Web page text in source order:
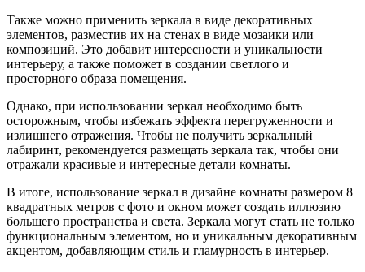
Также можно применить зеркала в виде декоративных
элементов, разместив их на стенах в виде мозаики или
композиций. Это добавит интересности и уникальности
интерьеру, а также поможет в создании светлого и
просторного образа помещения.
Однако, при использовании зеркал необходимо быть
осторожным, чтобы избежать эффекта перегруженности и
излишнего отражения. Чтобы не получить зеркальный
лабиринт, рекомендуется размещать зеркала так, чтобы они
отражали красивые и интересные детали комнаты.
В итоге, использование зеркал в дизайне комнаты размером 8
квадратных метров с фото и окном может создать иллюзию
большего пространства и света. Зеркала могут стать не только
функциональным элементом, но и уникальным декоративным
акцентом, добавляющим стиль и гламурность в интерьер.